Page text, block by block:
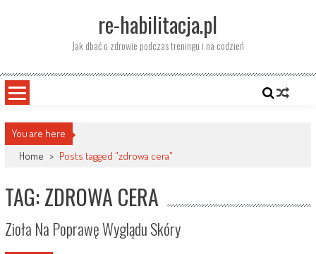
re-habilitacja.pl
Jak dbać o zdrowie podczas treningu i na codzień
You are here
Home > Posts tagged "zdrowa cera"
TAG: ZDROWA CERA
Zioła Na Poprawę Wyglądu Skóry